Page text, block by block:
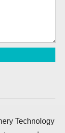
Technology